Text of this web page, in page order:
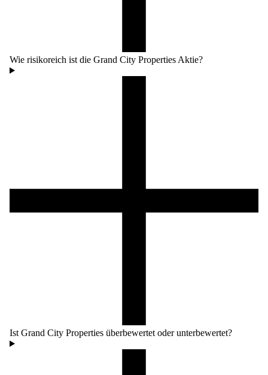
Wie risikoreich ist die Grand City Properties Aktie?
Ist Grand City Properties überbewertet oder unterbewertet?